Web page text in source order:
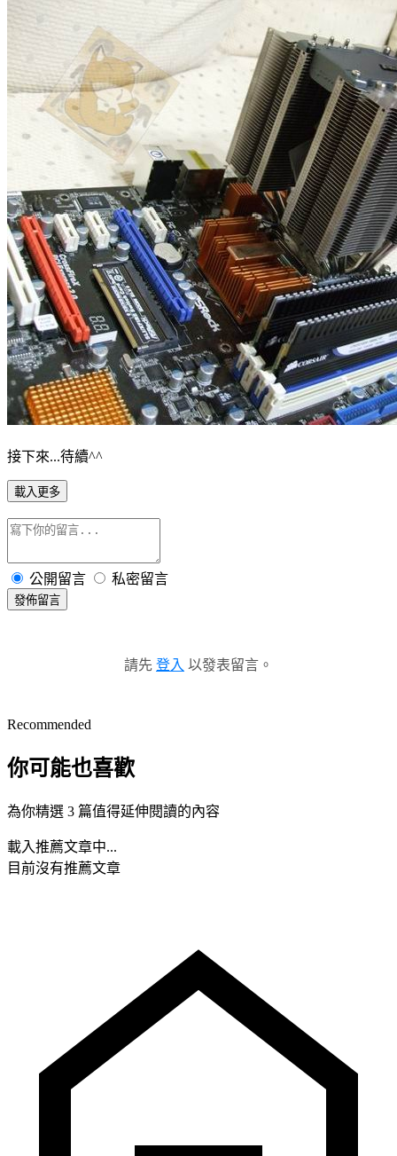
接下來...待續^^
載入更多
公開留言 私密留言
發佈留言
請先 登入 以發表留言。
Recommended
你可能也喜歡
為你精選 3 篇值得延伸閱讀的內容
載入推薦文章中...
目前沒有推薦文章